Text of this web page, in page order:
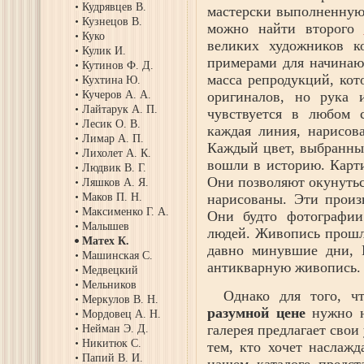
Кудрявцев В.
Кузнецов В.
Куко
Кулик И.
Кутинов Ф. Д.
Кухтина Ю.
Кучеров А. А.
Лайтарук А. П.
Лесик О. В.
Лимар А. П.
Лихолет А. К.
Людвик В. Г.
Ляшков А. Я.
Маков П. Н.
Максименко Г. А.
Малышев
Матех К.
Машинская С.
Медвецкий
Мельников
Меркулов В. Н.
Мордовец А. Н.
Нейман Э. Д.
Никитюк С.
Папий В. И.
мастерски
можно найти второго
великих художников
примерами для
масса репродукций,
оригиналов, но рука
чувствуется в любом
каждая линия,
Каждый цвет,
вошли в историю.
Они позволяют
нарисованы. Эти
Они будто
людей. Живопись
давно минувшие дни,
антикварную живопись.
Однако для того,
разумной цененужно
галерея предлагает
тем, кто хочет